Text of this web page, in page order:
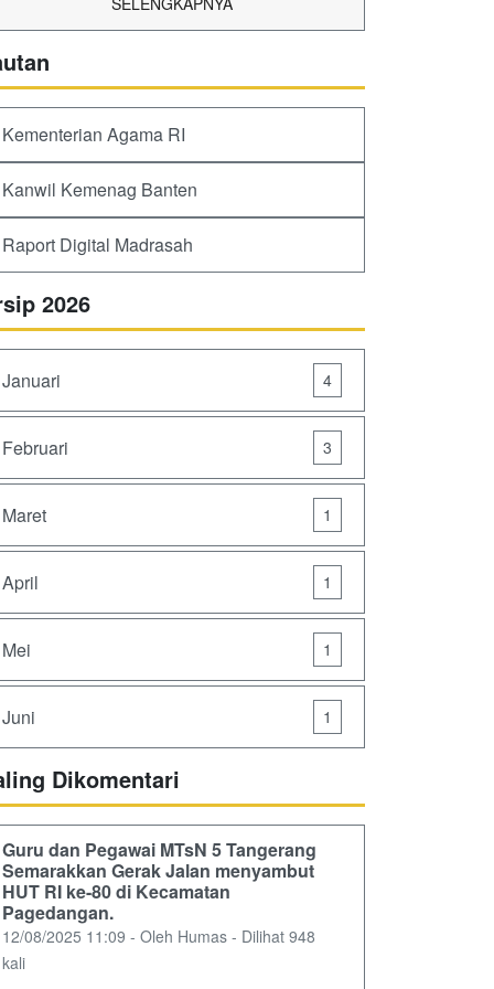
Kementerian Agama RI
Kanwil Kemenag Banten
Raport Digital Madrasah
2026
Januari 4
Februari 3
Maret 1
April 1
Mei 1
Juni 1
Dikomentari
Guru dan Pegawai MTsN 5 Tangerang
Semarakkan Gerak Jalan menyambut
HUT RI ke-80 di Kecamatan
Pagedangan.
12/08/2025 11:09 - Oleh Humas - Dilihat 948
kali